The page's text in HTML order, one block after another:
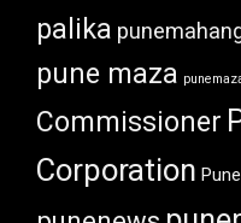
palika
pune maza
Commissioner
Corporation